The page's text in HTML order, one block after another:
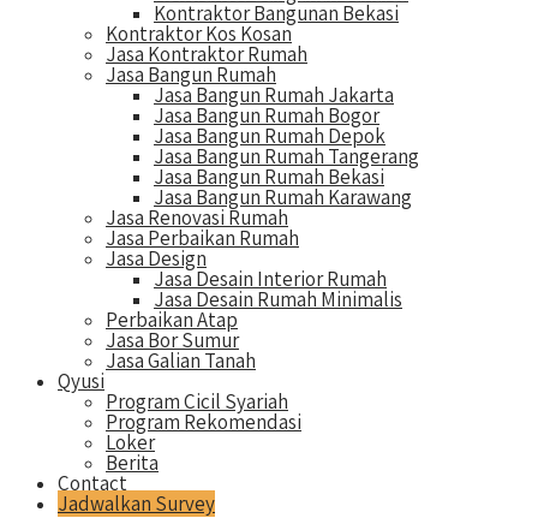
Kontraktor Bangunan Bekasi
Kontraktor Kos Kosan
Jasa Kontraktor Rumah
Jasa Bangun Rumah
Jasa Bangun Rumah Jakarta
Jasa Bangun Rumah Bogor
Jasa Bangun Rumah Depok
Jasa Bangun Rumah Tangerang
Jasa Bangun Rumah Bekasi
Jasa Bangun Rumah Karawang
Jasa Renovasi Rumah
Jasa Perbaikan Rumah
Jasa Design
Jasa Desain Interior Rumah
Jasa Desain Rumah Minimalis
Perbaikan Atap
Jasa Bor Sumur
Jasa Galian Tanah
Qyusi
Program Cicil Syariah
Program Rekomendasi
Loker
Berita
Contact
Jadwalkan Survey